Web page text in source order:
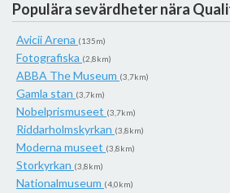
Populära sevärdheter nära
Avicii Arena (135m)
Fotografiska (2,8km)
ABBA The Museum (3,7km)
Gamla stan (3,7km)
Nobelprismuseet (3,7km)
Riddarholmskyrkan (3,8km)
Moderna museet (3,8km)
Storkyrkan (3,8km)
Nationalmuseum (4,0km)